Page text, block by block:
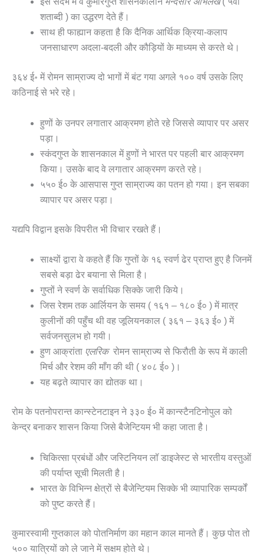
शताब्दी ) का उद्धरण देते हैं।
साथ ही फाह्यान कहता है कि दैनिक आर्थिक क्रिया-कलाप
जनसाधारण अदला-बदली और कौड़ियों के माध्यम से करते थे।
३६४ ई॰ में रोमन साम्राज्य दो भागों में बंट गया अगले १०० वर्ष उसके लिए
कठिनाई से भरे रहे।
हुणों के उनपर लगातार आक्रमण होते रहे जिससे व्यापार पर असर
पड़ा।
स्कंदगुप्त के शासनकाल में हुणों ने भारत पर पहली बार आक्रमण
किया। उसके बाद वे लगातार आक्रमण करते रहे।
५५० ई० के आसपास गुप्त साम्राज्य का पतन हो गया। इन सबका
व्यापार पर असर पड़ा।
यद्यपि विद्वान इसके विपरीत भी विचार रखते हैं।
साक्ष्यों द्वारा वे कहते हैं कि गुप्तों के १६ स्वर्ण ढेर प्राप्त हुए है जिनमें
सबसे बड़ा ढेर बयाना से मिला है।
गुप्तों ने स्वर्ण के सर्वाधिक सिक्के जारी किये।
जिस रेशम तक आर्लियन के समय ( १६१ – १८० ई० ) में मात्र
कुलीनों की पहुँच थी वह जूलियनकाल ( ३६१ – ३६३ ई० ) में
सर्वजनसुलभ हो गयी।
हुण आक्रांता एलरिक रोमन साम्राज्य से फिरौती के रूप में काली
मिर्च और रेशम की माँग की थी ( ४०८ ई० )।
यह बढ़ते व्यापार का द्योतक था।
रोम के पतनोपरान्त कान्स्टेनटाइन ने ३३० ई० में कान्स्टैनटिनोपुल को
केन्द्र बनाकर शासन किया जिसे बैजेन्टियम भी कहा जाता है।
चिकित्सा प्रबंधों और जस्टिनियन लॉ डाइजेस्ट से भारतीय वस्तुओं
की पर्याप्त सूची मिलती है।
भारत के विभिन्न क्षेत्रों से बैजेन्टियम सिक्के भी व्यापारिक सम्पर्कों
को पुष्ट करते हैं।
कुमारस्वामी गुप्तकाल को पोतनिर्माण का महान काल मानते हैं। कुछ पोत तो
५०० यात्रियों को ले जाने में सक्षम होते थे।